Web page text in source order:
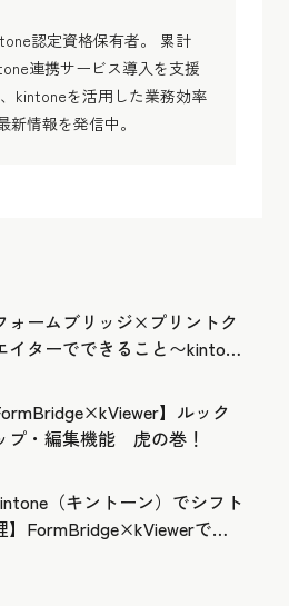
認定資格保有者。 累計
連携サービス導入を支援
kintoneを活用した業務効率
情報を発信中。
ォームブリッジ×プリントク
イターでできること〜kintone
】ルック
プ・編集機能 虎の巻！
（キントーン）でシフト
】FormBridge×kViewerで作